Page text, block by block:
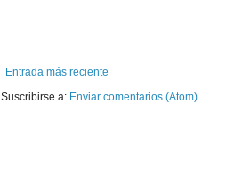
Entrada más reciente
Suscribirse a: Enviar comentarios (Atom)